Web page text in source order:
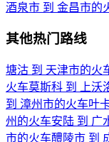
酒泉市 到 金昌市的
其他热门路线
塘沽 到 天津市的火
火车莫斯科 到 上沃
到 漳州市的火车叶
州的火车安陆 到 广
市的火车醴陵市 到